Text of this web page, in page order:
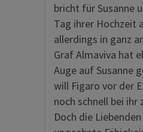
bricht für Susanne
Tag ihrer Hochzeit
allerdings in ganz
Graf Almaviva hat
Auge auf Susanne
will Figaro vor der
noch schnell bei ihr
Doch die